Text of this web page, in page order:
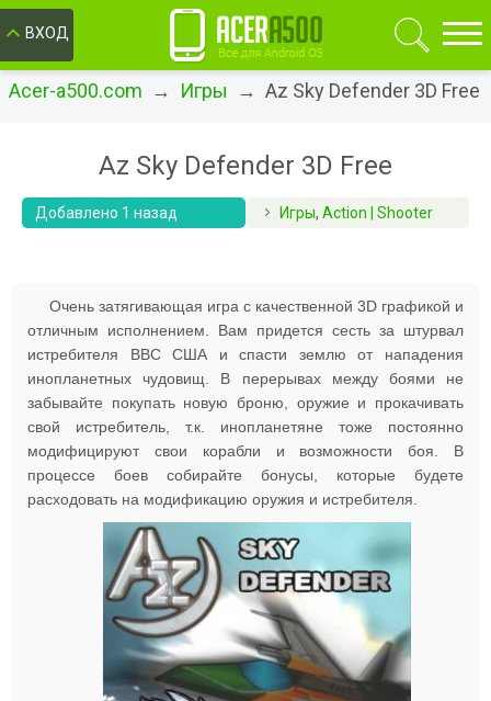
ВХОД
Acer-a500.com → Игры → Az Sky Defender 3D Free
Az Sky Defender 3D Free
Добавлено 1 назад Игры, Action | Shooter
Очень затягивающая игра с качественной 3D графикой и
отличным исполнением. Вам придется сесть за штурвал
истребителя ВВС США и спасти землю от нападения
инопланетных чудовищ. В перерывах между боями не
забывайте покупать новую броню, оружие и прокачивать
свой истребитель, т.к. инопланетяне тоже постоянно
модифицируют свои корабли и возможности боя. В
процессе боев собирайте бонусы, которые будете
расходовать на модификацию оружия и истребителя.